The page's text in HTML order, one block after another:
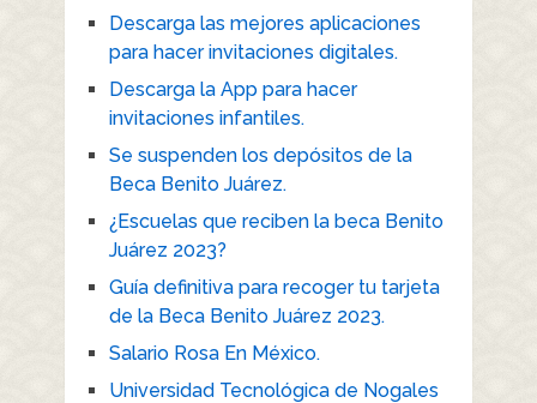
Descarga las mejores aplicaciones
para hacer invitaciones digitales.
Descarga la App para hacer
invitaciones infantiles.
Se suspenden los depósitos de la
Beca Benito Juárez.
¿Escuelas que reciben la beca Benito
Juárez 2023?
Guía definitiva para recoger tu tarjeta
de la Beca Benito Juárez 2023.
Salario Rosa En México.
Universidad Tecnológica de Nogales